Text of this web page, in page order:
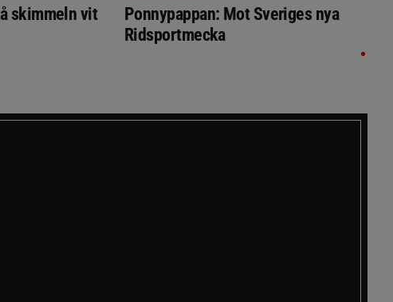
skimmeln vit
Ponnypappan: Mot Sveriges nya
Ridsportmecka